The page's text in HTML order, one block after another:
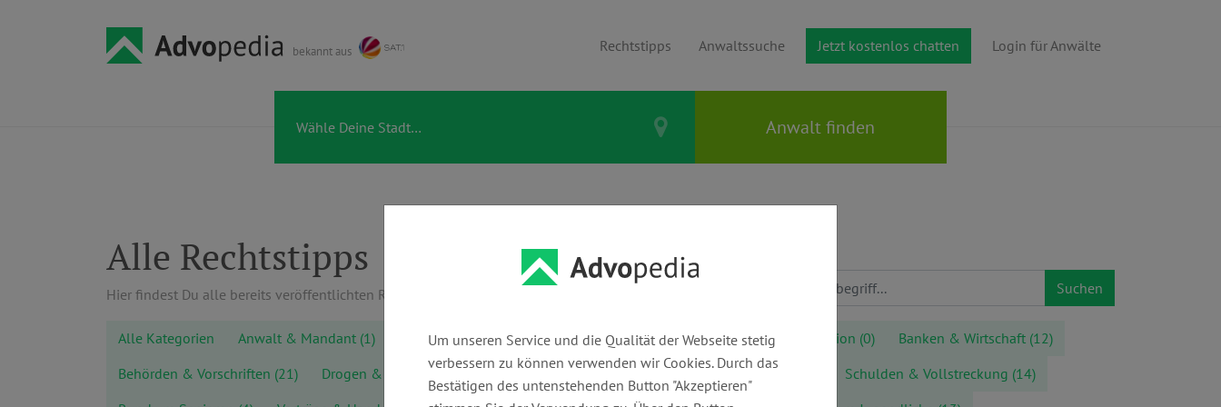
bekannt aus Rechtstipps Anwaltssuche Jetzt kostenlos chatten Login für Anwälte
Alle Rechtstipps
Hier findest Du alle bereits veröffentlichten Rechtstipps. Suchen
Alle Kategorien Anwalt & Mandant (1) Arbeitnehmer & Arbeitgeber(25) Arzt & Patient(9) Asyl & Migration (0) Banken & Wirtschaft (12)
Behörden & Vorschriften (21) Drogen & Alkohol(3) Familie, Ehe & Scheidung (29) Europa & Ausland Schulden & Vollstreckung (14)
Um unseren Service und die Qualität der Webseite stetig
verbessern zu können verwenden wir Cookies. Durch das
Bestätigen des untenstehenden Button "Akzeptieren"